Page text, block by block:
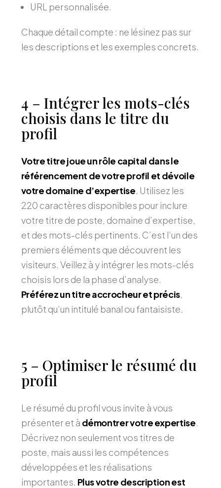
URL personnalisée.
Chaque détail compte : ne lésinez pas sur
les descriptions et les exemples concrets.
4 – Intégrer les mots-clés
choisis dans le titre du
profil
Votre titre joue un rôle capital dans le
référencement de votre profil et dévoile
votre domaine d’expertise. Utilisez les
220 caractères disponibles pour inclure
votre titre de poste, domaine d’expertise,
et des mots-clés pertinents. C’est l’un des
premiers éléments que découvrent les
visiteurs. Veillez à y intégrer les mots-clés
choisis lors de la phase d’analyse.
Préférez un titre accrocheur et précis,
plutôt qu’un intitulé banal ou fantaisiste.
5 – Optimiser le résumé du
profil
Le résumé du profil vous invite à vous
présenter et à démontrer votre expertise.
Décrivez non seulement vos titres de
poste, mais aussi les compétences
développées et les réalisations
importantes. Plus votre description est